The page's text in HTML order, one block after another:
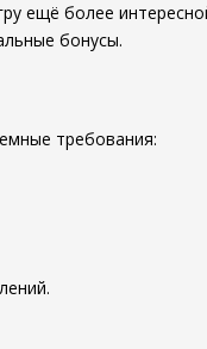
ещё более
бонусы.
требования: